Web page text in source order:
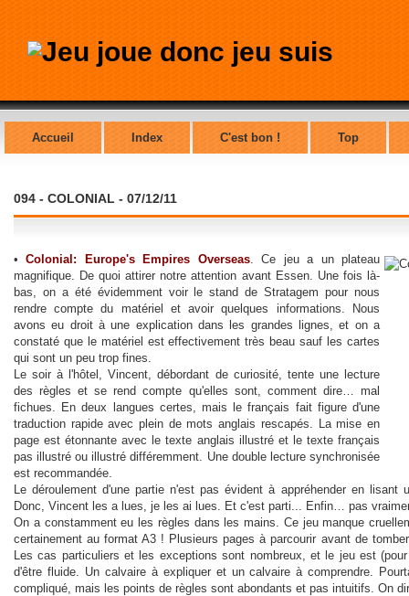
Accueil Index C'est bon ! Top
094 - COLONIAL - 07/12/11
•Colonial: Europe's Empires Overseas. Ce jeu a un plateau
magnifique. De quoi attirer notre attention avant Essen. Une fois là-
bas, on a été évidemment voir le stand de Stratagem pour nous
rendre compte du matériel et avoir quelques informations. Nous
avons eu droit à une explication dans les grandes lignes, et on a
constaté que le matériel est effectivement très beau sauf les cartes
qui sont un peu trop fines.
Le soir à l'hôtel, Vincent, débordant de curiosité, tente une lecture
des règles et se rend compte qu'elles sont, comment dire… mal
fichues. En deux langues certes, mais le français fait figure d'une
traduction rapide avec plein de mots anglais rescapés. La mise en
page est étonnante avec le texte anglais illustré et le texte français
pas illustré ou illustré différemment. Une double lecture synchronisée
est recommandée.
Le déroulement d'une partie n'est pas évident à appréhender en lisant
Donc, Vincent les a lues, je les ai lues. Et c'est parti... Enfin… pas
On a constamment eu les règles dans les mains. Ce jeu manque
certainement au format A3 ! Plusieurs pages à parcourir avant de
Les cas particuliers et les exceptions sont nombreux, et le jeu est
d'être fluide. Un calvaire à expliquer et un calvaire à comprendre.
compliqué, mais les points de règles sont abondants et pas intuitifs. On